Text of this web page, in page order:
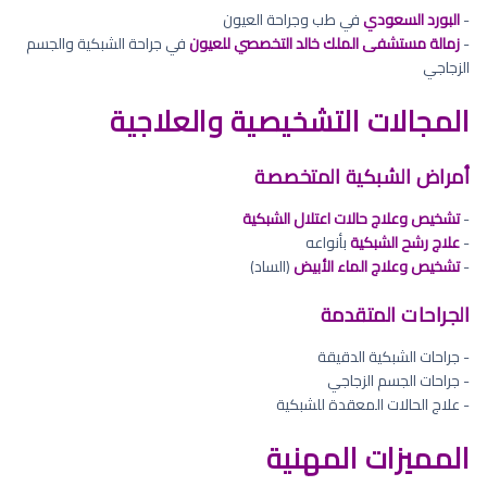
-البورد السعوديفي طب وجراحة العيون
-زمالة مستشفى الملك خالد التخصصي للعيونفي جراحة الشبكية والجسم
الزجاجي
المجالات التشخيصية والعلاجية
أمراض الشبكية المتخصصة
-تشخيص وعلاج حالات اعتلال الشبكية
-علاج رشح الشبكيةبأنواعه
-تشخيص وعلاج الماء الأبيض(الساد)
الجراحات المتقدمة
- جراحات الشبكية الدقيقة
- جراحات الجسم الزجاجي
- علاج الحالات المعقدة للشبكية
المميزات المهنية